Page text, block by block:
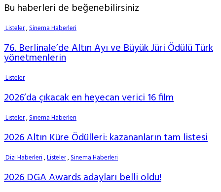
Bu haberleri de beğenebilirsiniz
Listeler,Sinema Haberleri
76. Berlinale’de Altın Ayı ve Büyük Jüri Ödülü Türk
yönetmenlerin
Listeler
2026’da çıkacak en heyecan verici 16 film
Listeler,Sinema Haberleri
2026 Altın Küre Ödülleri: kazananların tam listesi
Dizi Haberleri,Listeler,Sinema Haberleri
2026 DGA Awards adayları belli oldu!